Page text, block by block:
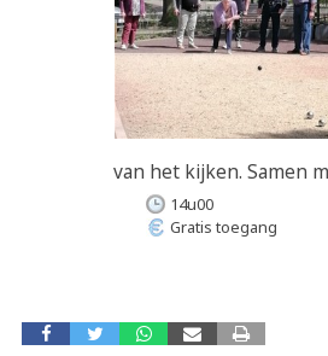
van het kijken. Samen
14u00
Gratis toegang